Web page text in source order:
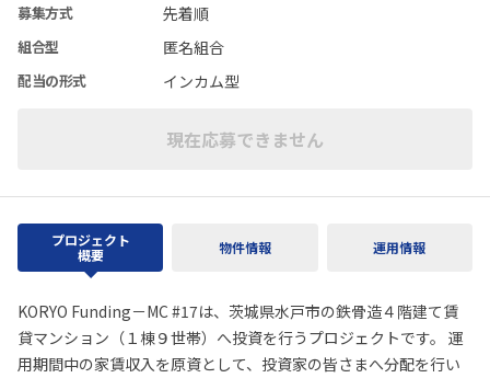
募集方式 先着順
組合型 匿名組合
配当の形式 インカム型
現在応募できません
プロジェクト
概要
物件情報 運用情報
KORYO Funding－MC #17は、茨城県水戸市の鉄骨造４階建て賃
貸マンション（１棟９世帯）へ投資を行うプロジェクトです。 運
用期間中の家賃収入を原資として、投資家の皆さまへ分配を行い